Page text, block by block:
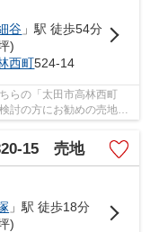
谷 」駅 徒歩54分
)
西町524-14
らの「太田市高林西町
討の方にお勧めの売地と
...
15 売地
」駅 徒歩18分
)